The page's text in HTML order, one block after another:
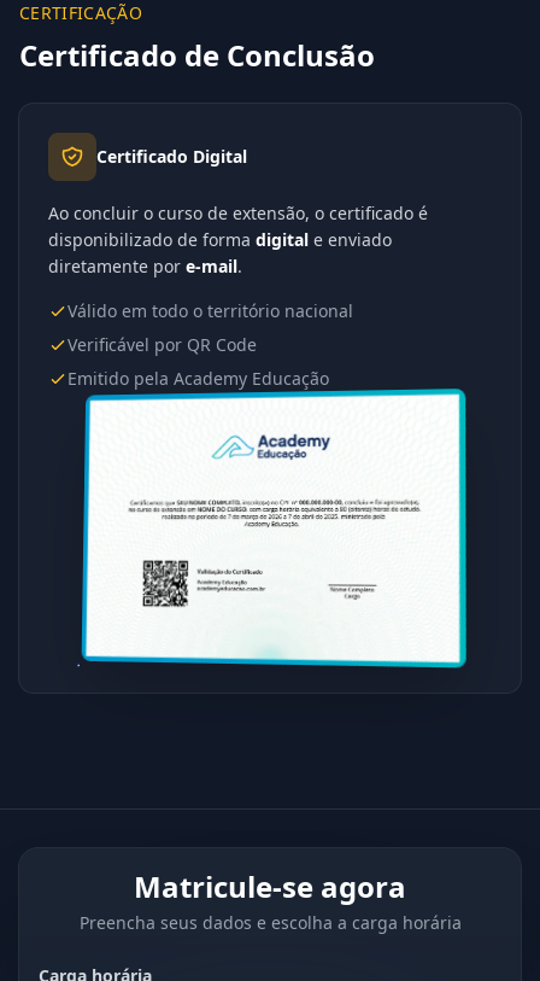
CERTIFICAÇÃO
Certificado de Conclusão
Certificado Digital
Ao concluir o curso de extensão, o certificado é
disponibilizado de forma digital e enviado
diretamente por e-mail.
Válido em todo o território nacional
Verificável por QR Code
Emitido pela Academy Educação
Matricule-se agora
Preencha seus dados e escolha a carga horária
Carga horária